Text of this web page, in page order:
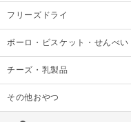
フリーズドライ
ボーロ・ビスケット・せんべい
チーズ・乳製品
その他おやつ